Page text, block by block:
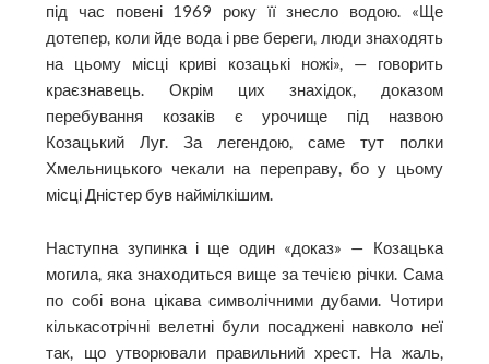
під час повені 1969 року її знесло водою. «Ще
дотепер, коли йде вода і рве береги, люди знаходять
на цьому місці криві козацькі ножі», — говорить
краєзнавець. Окрім цих знахідок, доказом
перебування козаків є урочище під назвою
Козацький Луг. За легендою, саме тут полки
Хмельницького чекали на переправу, бо у цьому
місці Дністер був наймілкішим.
Наступна зупинка і ще один «доказ» — Козацька
могила, яка знаходиться вище за течією річки. Сама
по собі вона цікава символічними дубами. Чотири
кількасотрічні велетні були посаджені навколо неї
так, що утворювали правильний хрест. На жаль,